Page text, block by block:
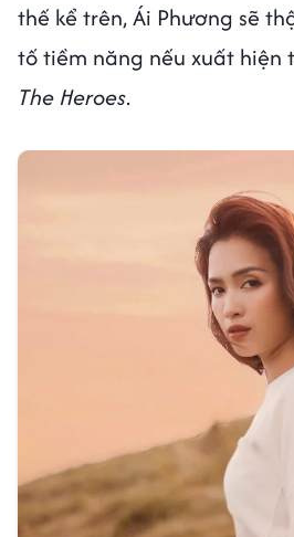
thế kể trên, Ái Phương sẽ
tố tiềm năng nếu xuất hiện
The Heroes.